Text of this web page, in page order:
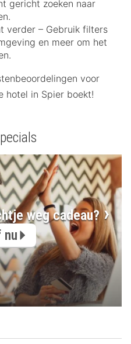
gericht zoeken naar
verder – Gebruik filters
en meer om het
voor
hotel in Spier boekt!
weg cadeau?
nu